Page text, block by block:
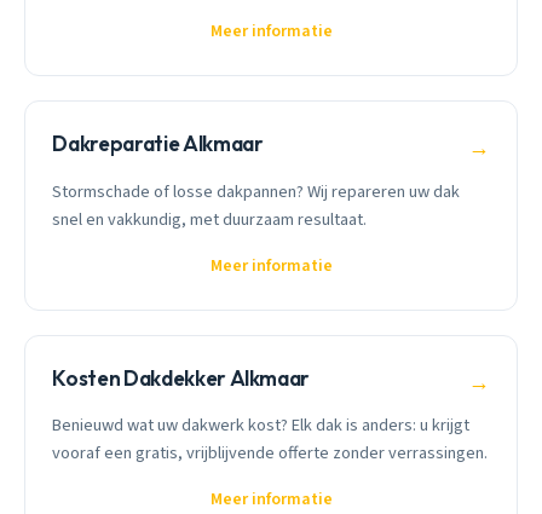
Meer informatie
Dakreparatie Alkmaar →
Stormschade of losse dakpannen? Wij repareren uw dak
snel en vakkundig, met duurzaam resultaat.
Meer informatie
Kosten Dakdekker Alkmaar →
Benieuwd wat uw dakwerk kost? Elk dak is anders: u krijgt
vooraf een gratis, vrijblijvende offerte zonder verrassingen.
Meer informatie